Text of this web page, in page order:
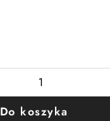
Do koszyka